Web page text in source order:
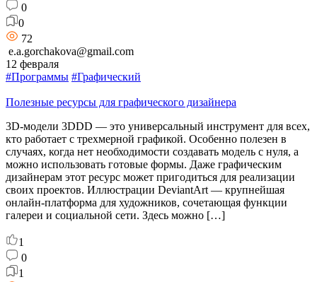
0
0
72
e.a.gorchakova@gmail.com
12 февраля
#Программы #Графический
Полезные ресурсы для графического дизайнера
3D-модели 3DDD — это универсальный инструмент для всех,
кто работает с трехмерной графикой. Особенно полезен в
случаях, когда нет необходимости создавать модель с нуля, а
можно использовать готовые формы. Даже графическим
дизайнерам этот ресурс может пригодиться для реализации
своих проектов. Иллюстрации DeviantArt — крупнейшая
онлайн-платформа для художников, сочетающая функции
галереи и социальной сети. Здесь можно […]
1
0
1